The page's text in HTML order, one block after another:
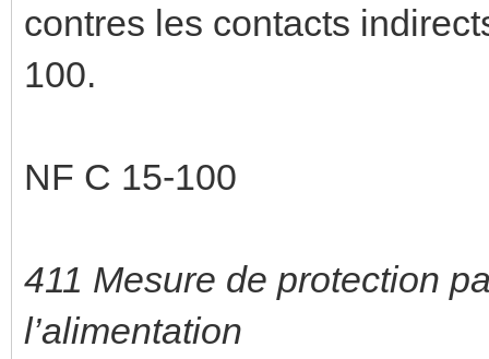
contres les contacts
100.
NF C 15-100
411 Mesure de protection
l’alimentation